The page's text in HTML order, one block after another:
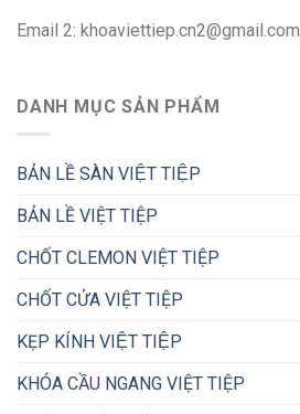
Email 2: khoaviettiep.cn2@gmail.com
DANH MỤC SẢN PHẨM
BẢN LỀ SÀN VIỆT TIỆP
BẢN LỀ VIỆT TIỆP
CHỐT CLEMON VIỆT TIỆP
CHỐT CỬA VIỆT TIỆP
KẸP KÍNH VIỆT TIỆP
KHÓA CẦU NGANG VIỆT TIỆP